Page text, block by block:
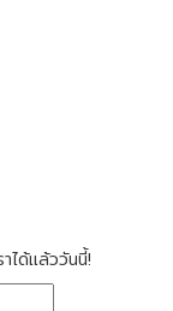
ได้แล้ววันนี้!